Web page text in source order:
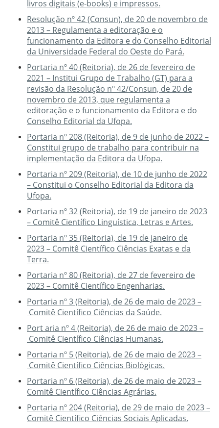
livros digitais (e-books) e impressos.
Resolução nº 42 (Consun), de 20 de novembro de
2013 – Regulamenta a editoração e o
funcionamento da Editora e do Conselho Editorial
da Universidade Federal do Oeste do Pará.
Portaria nº 40 (Reitoria), de 26 de fevereiro de
2021 – Institui Grupo de Trabalho (GT) para a
revisão da Resolução nº 42/Consun, de 20 de
novembro de 2013, que regulamenta a
editoração e o funcionamento da Editora e do
Conselho Editorial da Ufopa.
Portaria nº 208 (Reitoria), de 9 de junho de 2022 –
Constitui grupo de trabalho para contribuir na
implementação da Editora da Ufopa.
Portaria nº 209 (Reitoria), de 10 de junho de 2022
– Constitui o Conselho Editorial da Editora da
Ufopa.
Portaria nº 32 (Reitoria), de 19 de janeiro de 2023
– Comitê Científico Linguística, Letras e Artes.
Portaria nº 35 (Reitoria), de 19 de janeiro de
2023 – Comitê Científico Ciências Exatas e da
Terra.
Portaria nº 80 (Reitoria), de 27 de fevereiro de
2023 – Comitê Científico Engenharias.
Portaria nº 3 (Reitoria), de 26 de maio de 2023 –
Comitê Científico Ciências da Saúde.
Port aria nº 4 (Reitoria), de 26 de maio de 2023 –
Comitê Científico Ciências Humanas.
Portaria nº 5 (Reitoria), de 26 de maio de 2023 –
Comitê Científico Ciências Biológicas.
Portaria nº 6 (Reitoria), de 26 de maio de 2023 –
Comitê Científico Ciências Agrárias.
Portaria nº 204 (Reitoria), de 29 de maio de 2023 –
Comitê Científico Ciências Sociais Aplicadas.